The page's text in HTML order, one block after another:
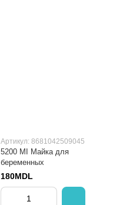
Артикул: 8681042509045
5200 MI Майка для
беременных
180MDL